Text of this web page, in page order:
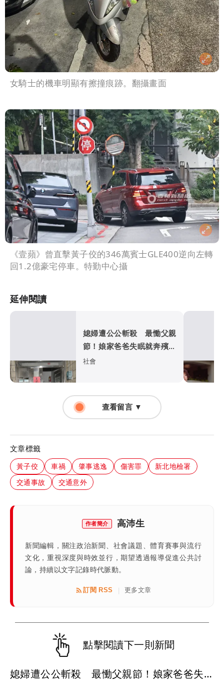
女騎士的機車明顯有擦撞痕跡。翻攝畫面
《壹蘋》曾直擊黃子佼的346萬賓士GLE400逆向左轉
回1.2億豪宅停車。特勤中心攝
延伸閱讀
媳婦遭公公斬殺 最慟父親
節！娘家爸爸失眠就奔殯儀
館...
社會
查看留言 ▼
文章標籤
黃子佼 車禍 肇事逃逸 傷害罪
新北地檢署
交通事故
交通意外
作者簡介 高沛生
新聞編輯，關注政治新聞、社會議題、體育賽事與流行
文化，重視深度與時效並行，期望透過報導促進公共討
論，持續以文字記錄時代脈動。
訂閱 RSS 更多文章
點擊閱讀下一則新聞
媳婦遭公公斬殺 最慟父親節！娘家爸爸失眠就奔殯儀館...